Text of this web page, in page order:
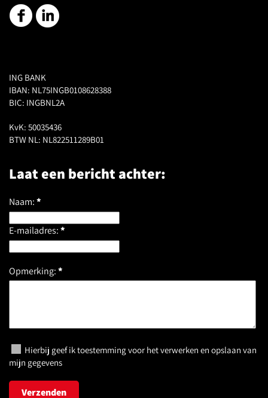
ING BANK
IBAN: NL75INGB0108628388
BIC: INGBNL2A
KvK: 50035436
BTW NL: NL822511289B01
Laat een bericht achter:
Naam:*
E-mailadres:*
Opmerking:*
Hierbij geef ik toestemming voor het verwerken en opslaan van
mijn gegevens
Verzenden